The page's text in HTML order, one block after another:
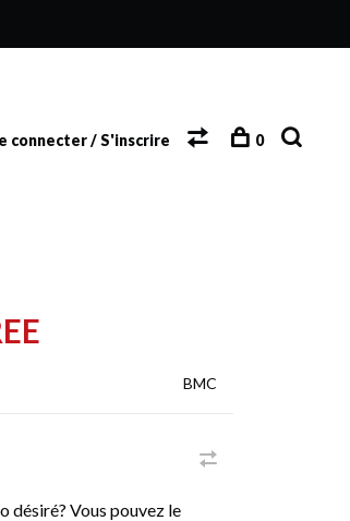
connecter / S'inscrire 0
BMC
désiré? Vous pouvez le